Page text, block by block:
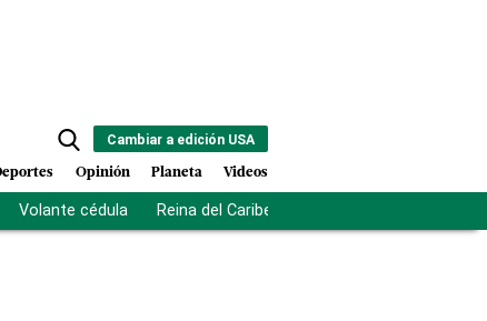
Cambiar a edición USA
Opinión Planeta Videos
Volante cédula Reina del Caribe